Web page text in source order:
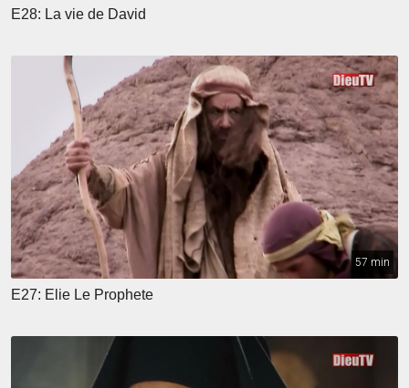
E28: La vie de David
57 min
E27: Elie Le Prophete